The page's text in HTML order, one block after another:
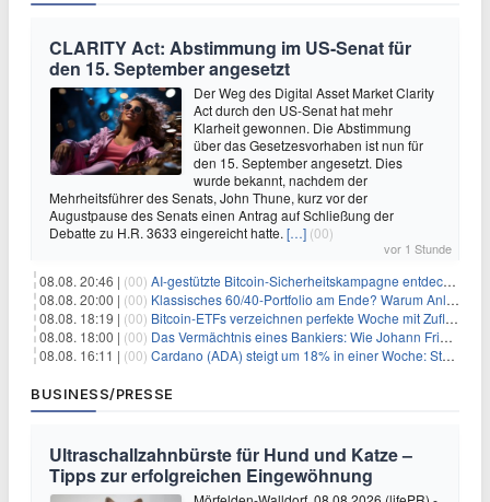
CLARITY Act: Abstimmung im US-Senat für
den 15. September angesetzt
Der Weg des Digital Asset Market Clarity
Act durch den US-Senat hat mehr
Klarheit gewonnen. Die Abstimmung
über das Gesetzesvorhaben ist nun für
den 15. September angesetzt. Dies
wurde bekannt, nachdem der
Mehrheitsführer des Senats, John Thune, kurz vor der
Augustpause des Senats einen Antrag auf Schließung der
Debatte zu H.R. 3633 eingereicht hatte. […] (00)
vor 1 Stunde
08.08. 20:46 | (00) AI-gestützte Bitcoin-Sicherheitskampagne entdeckt fast 5.000 Softwareprobleme in 390 Projekten
08.08. 20:00 | (00) Klassisches 60/40-Portfolio am Ende? Warum Anleger jetzt radikal umdenken müssen
08.08. 18:19 | (00) Bitcoin-ETFs verzeichnen perfekte Woche mit Zuflüssen auf 3-Monats-Hoch
08.08. 18:00 | (00) Das Vermächtnis eines Bankiers: Wie Johann Friedrich Städel sein Imperium unsterblich machte
08.08. 16:11 | (00) Cardano (ADA) steigt um 18% in einer Woche: Steht ein Kurs von $0,30 bevor?
BUSINESS/PRESSE
Ultraschallzahnbürste für Hund und Katze –
Tipps zur erfolgreichen Eingewöhnung